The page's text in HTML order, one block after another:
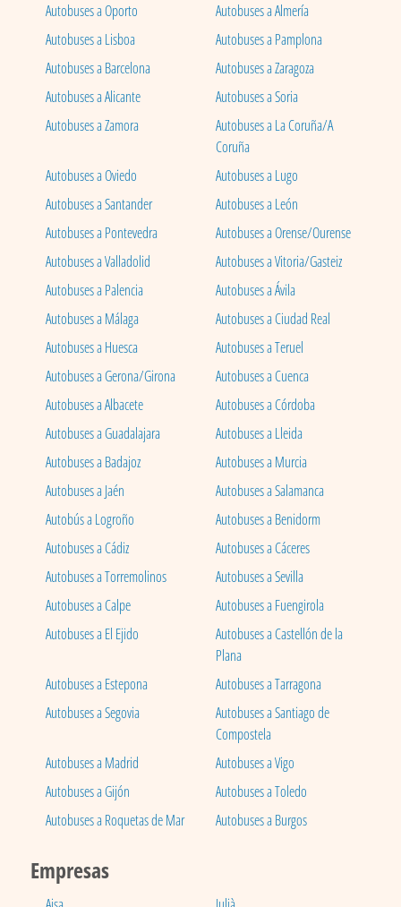
Autobuses a Oporto
Autobuses a Almería
Autobuses a Lisboa
Autobuses a Pamplona
Autobuses a Barcelona
Autobuses a Zaragoza
Autobuses a Alicante
Autobuses a Soria
Autobuses a Zamora
Autobuses a La Coruña/A
Coruña
Autobuses a Oviedo
Autobuses a Lugo
Autobuses a Santander
Autobuses a León
Autobuses a Pontevedra
Autobuses a Orense/Ourense
Autobuses a Valladolid
Autobuses a Vitoria/Gasteiz
Autobuses a Palencia
Autobuses a Ávila
Autobuses a Málaga
Autobuses a Ciudad Real
Autobuses a Huesca
Autobuses a Teruel
Autobuses a Gerona/Girona
Autobuses a Cuenca
Autobuses a Albacete
Autobuses a Córdoba
Autobuses a Guadalajara
Autobuses a Lleida
Autobuses a Badajoz
Autobuses a Murcia
Autobuses a Jaén
Autobuses a Salamanca
Autobús a Logroño
Autobuses a Benidorm
Autobuses a Cádiz
Autobuses a Cáceres
Autobuses a Torremolinos
Autobuses a Sevilla
Autobuses a Calpe
Autobuses a Fuengirola
Autobuses a El Ejido
Autobuses a Castellón de la
Plana
Autobuses a Estepona
Autobuses a Tarragona
Autobuses a Segovia
Autobuses a Santiago de
Compostela
Autobuses a Madrid
Autobuses a Vigo
Autobuses a Gijón
Autobuses a Toledo
Autobuses a Roquetas de Mar
Autobuses a Burgos
Empresas